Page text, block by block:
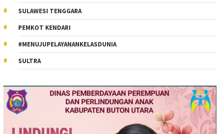
SULAWESI TENGGARA
PEMKOT KENDARI
#MENUJUPELAYANANKELASDUNIA
SULTRA